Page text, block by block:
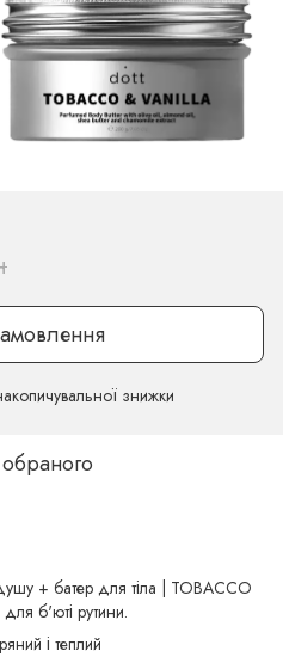
знижки
+ батер для тіла | TOBACCO
б'юті рутини.
і теплий